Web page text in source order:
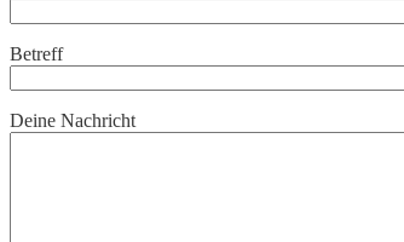
Betreff
Deine Nachricht